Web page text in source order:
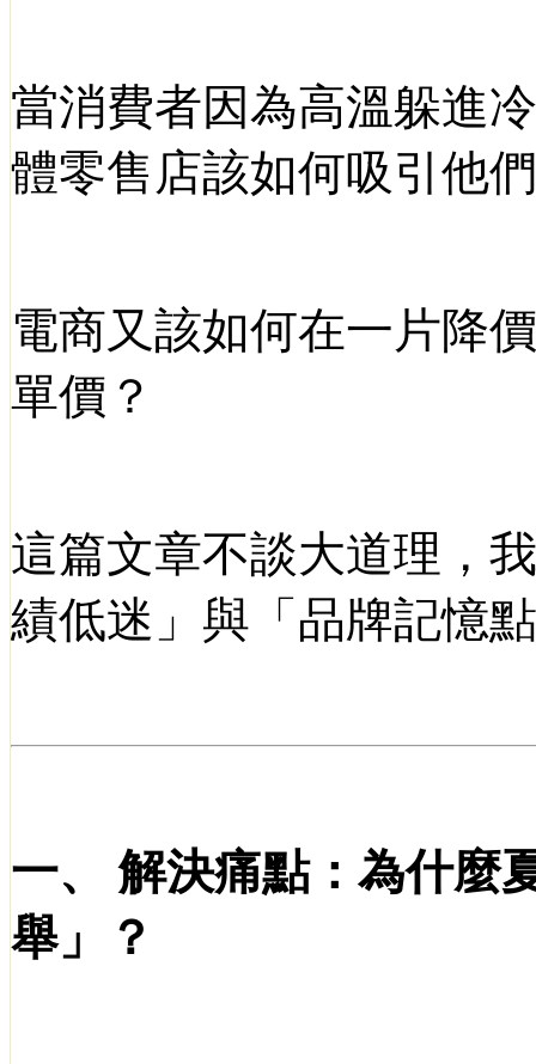
當消費者因為高溫躲進
體零售店該如何吸引他
電商又該如何在一片降
單價？
這篇文章不談大道理，
績低迷」與「品牌記憶
一、
解決痛點：為什麼
舉」？